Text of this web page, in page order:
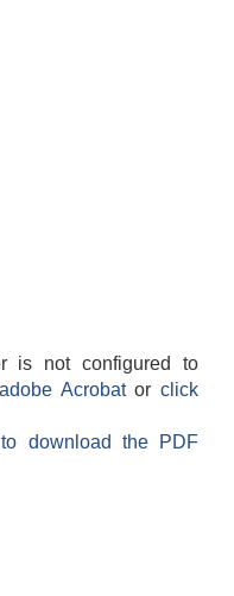
is not configured to
Acrobatorclick
download the PDF